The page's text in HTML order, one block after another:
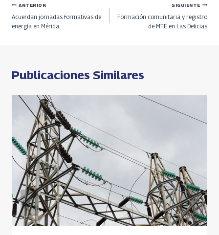
o
k
ds
n
k
ANTERIOR
Acuerdan jornadas formativas de
energía en Mérida
SIGUIENTE
Formación comunitaria y registro
de MTE en Las Delicias
Publicaciones Similares